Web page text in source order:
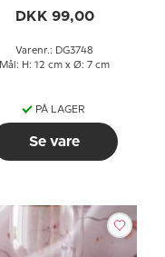
DKK 99,00
Varenr.: DG3748
Mål: H: 12 cm x Ø: 7 cm
PÅ LAGER
Se vare